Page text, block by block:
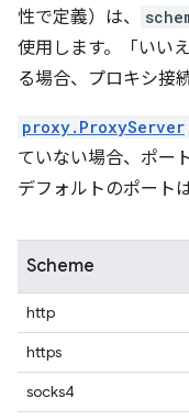
性で定義）は、
使用します。「いい
る場合、プロキシ接
proxy.ProxyServer
ていない場合、ポー
デフォルトのポート
Scheme
http
https
socks4